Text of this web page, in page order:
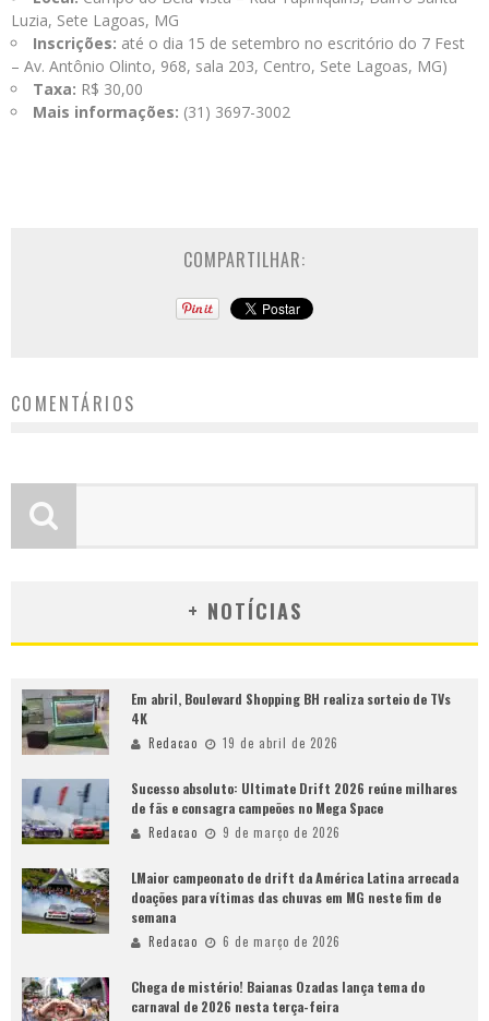
Luzia, Sete Lagoas, MG
Inscrições: até o dia 15 de setembro no escritório do 7 Fest
– Av. Antônio Olinto, 968, sala 203, Centro, Sete Lagoas, MG)
Taxa: R$ 30,00
Mais informações: (31) 3697-3002
COMPARTILHAR:
COMENTÁRIOS
+ NOTÍCIAS
Em abril, Boulevard Shopping BH realiza sorteio de TVs
4K
Redacao 19 de abril de 2026
Sucesso absoluto: Ultimate Drift 2026 reúne milhares
de fãs e consagra campeões no Mega Space
Redacao 9 de março de 2026
LMaior campeonato de drift da América Latina arrecada
doações para vítimas das chuvas em MG neste fim de
semana
Redacao 6 de março de 2026
Chega de mistério! Baianas Ozadas lança tema do
carnaval de 2026 nesta terça-feira